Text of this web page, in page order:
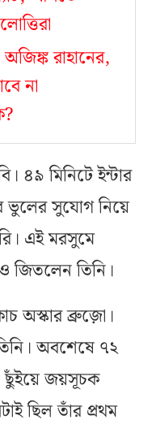
রাহানের,
না
৪৯ মিনিটে ইন্টার
ভুলের সুযোগ নিয়ে
এই মরসুমে
জিতলেন তিনি।
অস্কার ব্রুজ়ো।
অবশেষে ৭২
ছুঁইয়ে জয়সূচক
ছিল তাঁর প্রথম